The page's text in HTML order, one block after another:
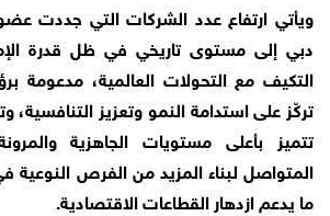
ويأتي ارتفاع عدد الشركات التي جددت
دبي إلى مستوى تاريخي في ظل قدرة
التكيف مع التحولات العالمية، مدعومة
تركّز على استدامة النمو وتعزيز
تتميز بأعلى مستويات الجاهزية
المتواصل لبناء المزيد من الفرص النوعية
ما يدعم ازدهار القطاعات الاقتصادية.